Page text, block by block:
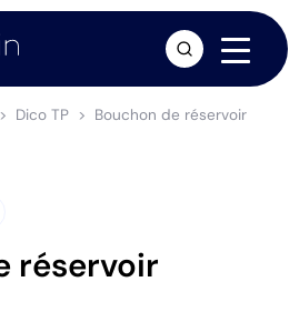
Dico TP Bouchon de réservoir
réservoir
arrow_forward